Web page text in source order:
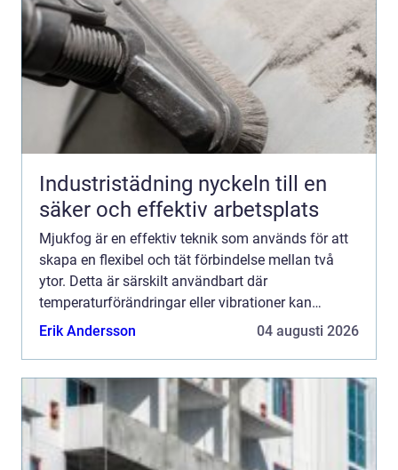
Industristädning nyckeln till en
säker och effektiv arbetsplats
Mjukfog är en effektiv teknik som används för att
skapa en flexibel och tät förbindelse mellan två
ytor. Detta är särskilt användbart där
temperaturförändringar eller vibrationer kan
orsaka...
Erik Andersson 04 augusti 2026